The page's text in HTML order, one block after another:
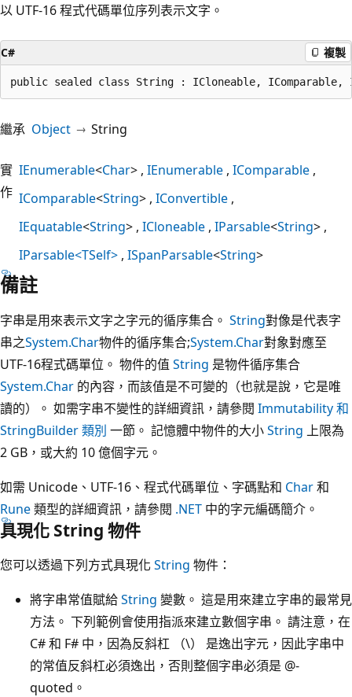
以 UTF-16 程式代碼單位序列表示文字。
C# 複製
public sealed class String : ICloneable, IComparable,
繼承 Object String
實
作
IEnumerable<Char> IEnumerable IComparable
IComparable<String> IConvertible
IEquatable<String> ICloneable IParsable<String>
IParsable<TSelf> ISpanParsable<String>
備註
字串是用來表示文字之字元的循序集合。 String對像是代表字
串之System.Char物件的循序集合;System.Char對象對應至
UTF-16程式碼單位。 物件的值 String 是物件循序集合
System.Char 的內容，而該值是不可變的（也就是說，它是唯
讀的）。 如需字串不變性的詳細資訊，請參閱 Immutability 和
StringBuilder 類別 一節。 記憶體中物件的大小String 上限為
2 GB，或大約 10 億個字元。
如需 Unicode、UTF-16、程式代碼單位、字碼點和 Char和
Rune類型的詳細資訊，請參閱 .NET 中的字元編碼簡介。
具現化 String 物件
您可以透過下列方式具現化String 物件：
將字串常值賦給String 變數。 這是用來建立字串的最常見
方法。 下列範例會使用指派來建立數個字串。 請注意，在
C# 和 F# 中，因為反斜杠 （\） 是逸出字元，因此字串中
的常值反斜杠必須逸出，否則整個字串必須是 @-
quoted。